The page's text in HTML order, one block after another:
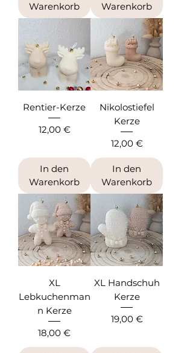
Warenkorb
Warenkorb
Rentier-Kerze
Preis
12,00 €
In den
Warenkorb
Nikolostiefel
Kerze
Preis
12,00 €
In den
Warenkorb
XL
Lebkuchenman
n Kerze
Preis
18,00 €
XL Handschuh
Kerze
Preis
19,00 €